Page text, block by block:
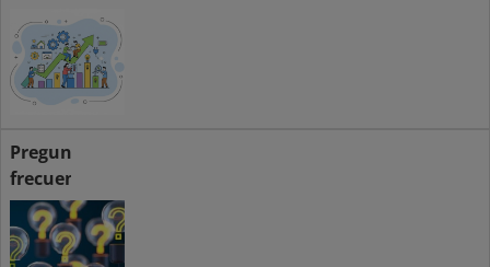
Preguntas
frecuentes